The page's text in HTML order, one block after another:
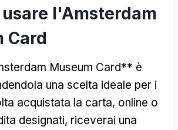
usare l'Amsterdam
Card
Museum Card** è
una scelta ideale per i
acquistata la carta, online o
designati, riceverai una